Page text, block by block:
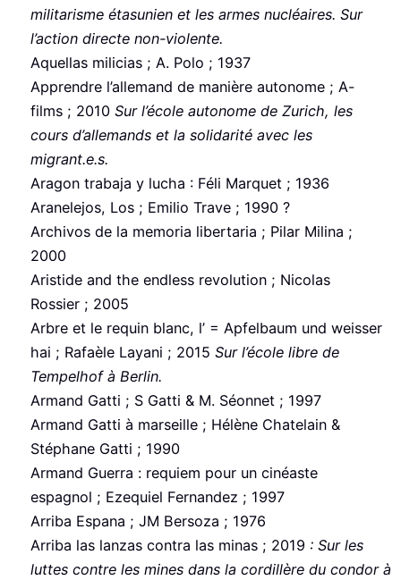
militarisme étasunien et les armes nucléaires. Sur
l’action directe non-violente.
Aquellas milicias ; A. Polo ; 1937
Apprendre l’allemand de manière autonome ; A-
films ; 2010 Sur l’école autonome de Zurich, les
cours d’allemands et la solidarité avec les
migrant.e.s.
Aragon trabaja y lucha : Féli Marquet ; 1936
Aranelejos, Los ; Emilio Trave ; 1990 ?
Archivos de la memoria libertaria ; Pilar Milina ;
2000
Aristide and the endless revolution ; Nicolas
Rossier ; 2005
Arbre et le requin blanc, l’ = Apfelbaum und weisser
hai ; Rafaèle Layani ; 2015Sur l’école libre de
Tempelhof à Berlin.
Armand Gatti ; S Gatti & M. Séonnet ; 1997
Armand Gatti à marseille ; Hélène Chatelain &
Stéphane Gatti ; 1990
Armand Guerra : requiem pour un cinéaste
espagnol ; Ezequiel Fernandez ; 1997
Arriba Espana ; JM Bersoza ; 1976
Arriba las lanzas contra las minas ; 2019 : Sur les
luttes contre les mines dans la cordillère du condor à